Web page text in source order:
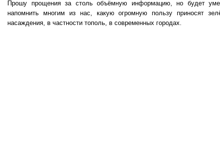
Прошу прощения за столь объёмную информацию, но будет
напомнить многим из нас, какую огромную пользу приносят
насаждения, в частности тополь, в современных городах.